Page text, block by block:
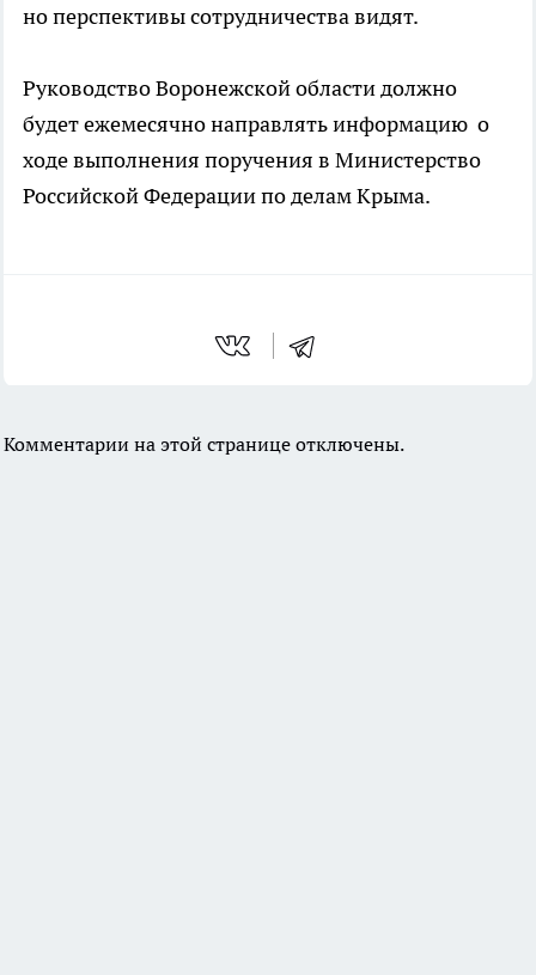
но перспективы сотрудничества видят.
Руководство Воронежской области должно
будет ежемесячно направлять информацию о
ходе выполнения поручения в Министерство
Российской Федерации по делам Крыма.
Комментарии на этой странице отключены.